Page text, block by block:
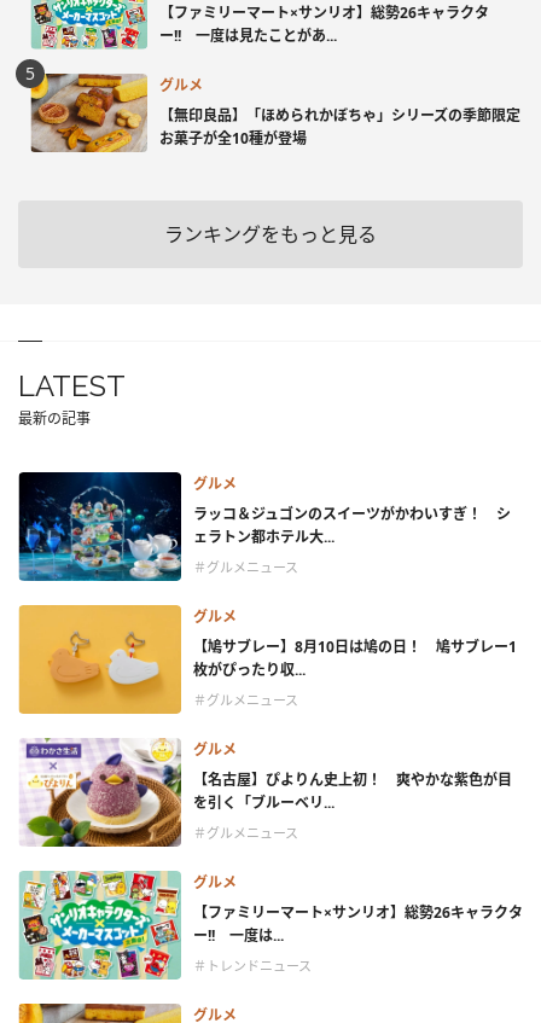
【ファミリーマート×サンリオ】総勢26キャラクタ
ー!! 一度は見たことがあ...
グルメ
【無印良品】「ほめられかぼちゃ」シリーズの季節限定
お菓子が全10種が登場
ランキングをもっと見る
LATEST
最新の記事
グルメ
ラッコ＆ジュゴンのスイーツがかわいすぎ！ シ
ェラトン都ホテル大...
＃グルメニュース
グルメ
【鳩サブレー】8月10日は鳩の日！ 鳩サブレー1
枚がぴったり収...
＃グルメニュース
グルメ
【名古屋】ぴよりん史上初！ 爽やかな紫色が目
を引く「ブルーベリ...
＃グルメニュース
グルメ
【ファミリーマート×サンリオ】総勢26キャラクタ
ー!! 一度は...
＃トレンドニュース
グルメ